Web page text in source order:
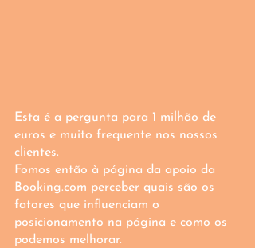
Esta é a pergunta para 1 milhão de
euros e muito frequente nos nossos
clientes.
Fomos então à página da apoio da
Booking.com perceber quais são os
fatores que influenciam o
posicionamento na página e como os
podemos melhorar.